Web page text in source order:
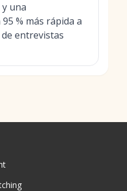
una
% más rápida a
entrevistas